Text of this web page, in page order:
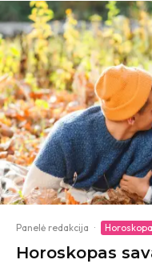
Panelė redakcija ·
Horoskopas